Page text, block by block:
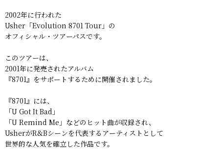
2002年に行われた
Usher「Evolution 8701 Tour」の
オフィシャル・ツアーパスです。
このツアーは、
2001年に発売されたアルバム
『8701』をサポートするために開催されました。
『8701』には、
「U Got It Bad」
「U Remind Me」などのヒット曲が収録され、
UsherがR&Bシーンを代表するアーティストとして
世界的な人気を確立した作品です。